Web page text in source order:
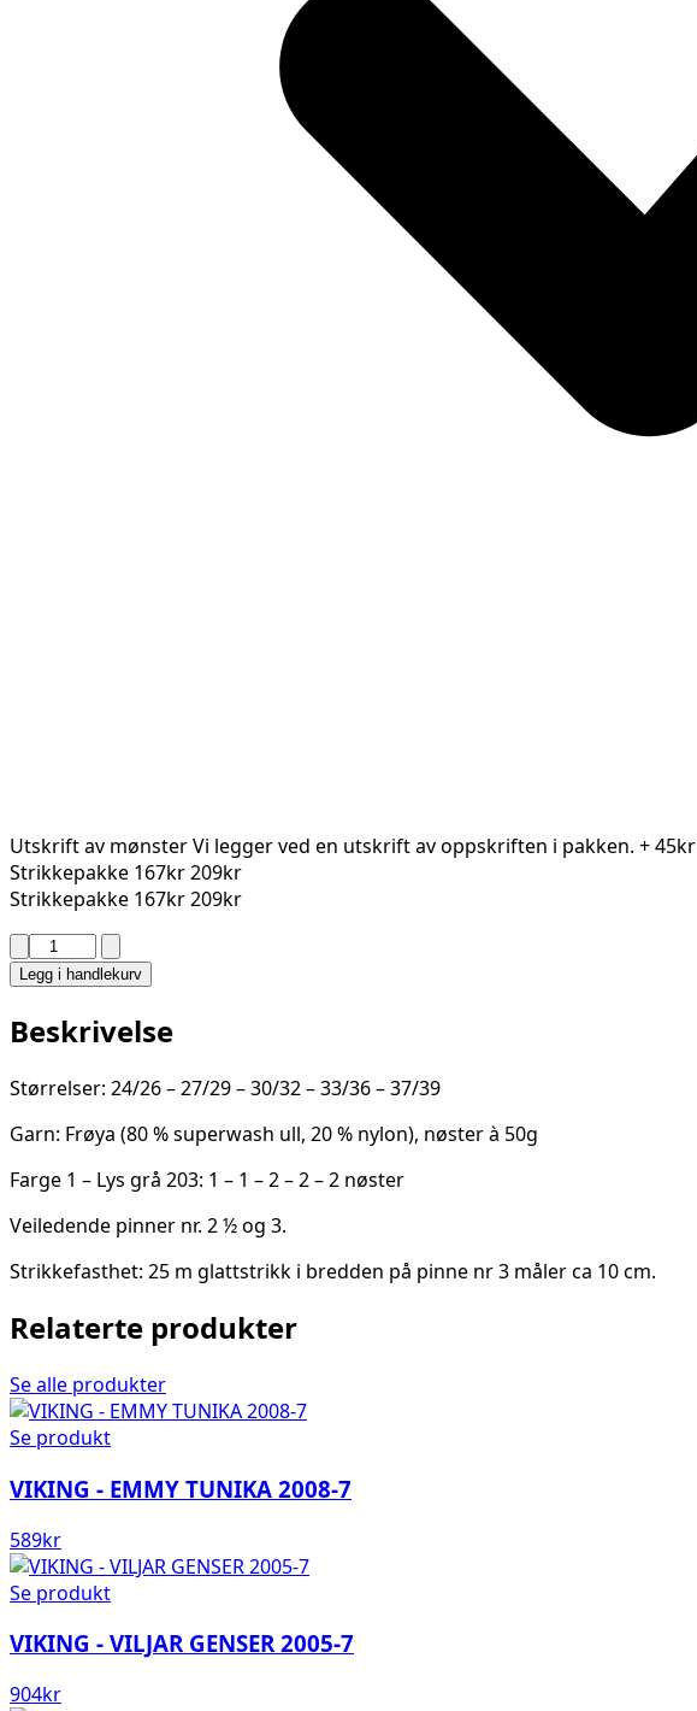
Utskrift av mønsterVi legger ved en utskrift av oppskriften i pakken. + 45kr
Strikkepakke 167kr209kr
Strikkepakke 167kr209kr
MILLER
SOKKER
2327-
4A
antall
Legg i handlekurv
Beskrivelse
Størrelser: 24/26 – 27/29 – 30/32 – 33/36 – 37/39
Garn: Frøya (80 % superwash ull, 20 % nylon), nøster à 50g
Farge 1 – Lys grå 203: 1 – 1 – 2 – 2 – 2 nøster
Veiledende pinner nr. 2 ½ og 3.
Strikkefasthet: 25 m glattstrikk i bredden på pinne nr 3 måler ca 10 cm.
Relaterte produkter
Se alle produkter
Se produkt
VIKING - EMMY TUNIKA 2008-7
589kr
Se produkt
VIKING - VILJAR GENSER 2005-7
904kr